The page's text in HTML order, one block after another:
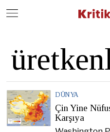
DÜNYA
Çin Yine
Karşıya